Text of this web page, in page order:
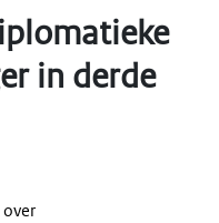
in derde
over